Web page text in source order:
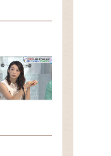
井アナ
（news お
の献立 何